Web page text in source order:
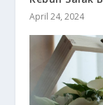
April 24, 2024